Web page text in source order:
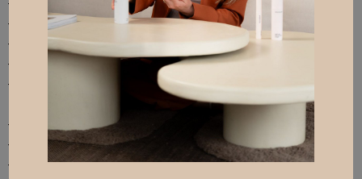
– Adresgegevens
– Telefoonnummer
– E-mailadres
– Overige persoonsgegevens die u actief verstrekt
bijvoorbeeld in correspondentie
– Internetbrowser en apparaat type
– Informatie betreffende ziektekostenverzekering
– Huidtype